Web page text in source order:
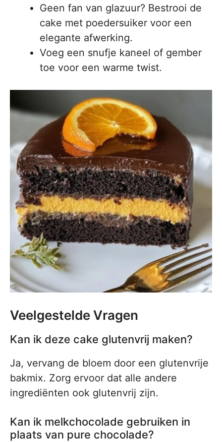
Geen fan van glazuur? Bestrooi de
cake met poedersuiker voor een
elegante afwerking.
Voeg een snufje kaneel of gember
toe voor een warme twist.
Veelgestelde Vragen
Kan ik deze cake glutenvrij maken?
Ja, vervang de bloem door een glutenvrije
bakmix. Zorg ervoor dat alle andere
ingrediënten ook glutenvrij zijn.
Kan ik melkchocolade gebruiken in
plaats van pure chocolade?